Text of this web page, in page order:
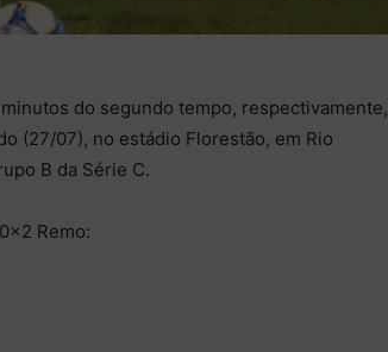
do segundo tempo, respectivamente,
(27/07), no estádio Florestão, em Rio
B da Série C.
Remo: